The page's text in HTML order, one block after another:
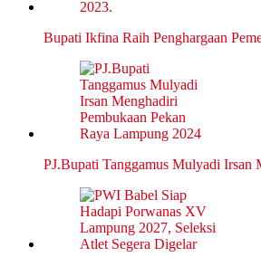
Bupati Ikfina Raih Penghargaan
PJ.Bupati Tanggamus Mulyadi